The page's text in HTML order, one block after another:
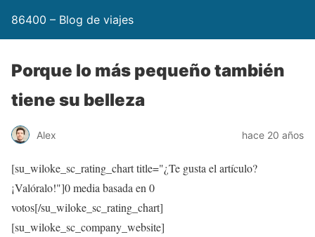
86400 – Blog de viajes
Porque lo más pequeño también
tiene su belleza
Alex hace 20 años
[su_wiloke_sc_rating_chart title="¿Te gusta el artículo?
¡Valóralo!"]0media basada en 0
votos[/su_wiloke_sc_rating_chart]
[su_wiloke_sc_company_website]